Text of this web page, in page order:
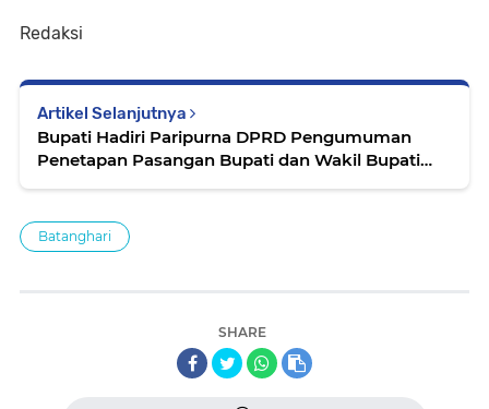
Redaksi
Artikel Selanjutnya
Bupati Hadiri Paripurna DPRD Pengumuman
Penetapan Pasangan Bupati dan Wakil Bupati
Batanghari
SHARE